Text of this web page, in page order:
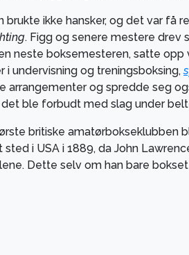
ikke hansker, og det var få
. Figg og senere mestere drev
neste boksemesteren, satte
i undervisning og treningsboksing,
og spredde seg
ble forbudt med slag under
britiske amatørbokseklubben
i USA i 1889, da John
Dette selv om han bare bokset